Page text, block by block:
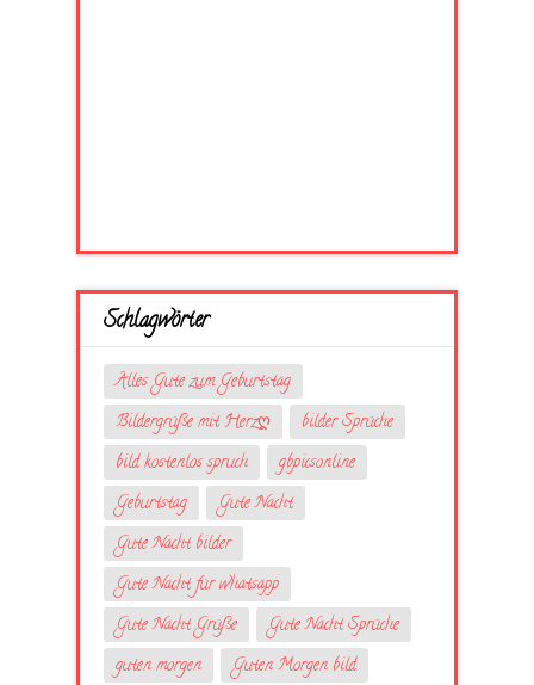
Schlagwörter
Alles Gute zum Geburtstag
Bildergrüße mit Herzღ
bilder Sprüche
bild kostenlos spruch
gbpicsonline
Geburtstag
Gute Nacht
Gute Nacht bilder
Gute Nacht für whatsapp
Gute Nacht Grüße
Gute Nacht Sprüche
guten morgen
Guten Morgen bild